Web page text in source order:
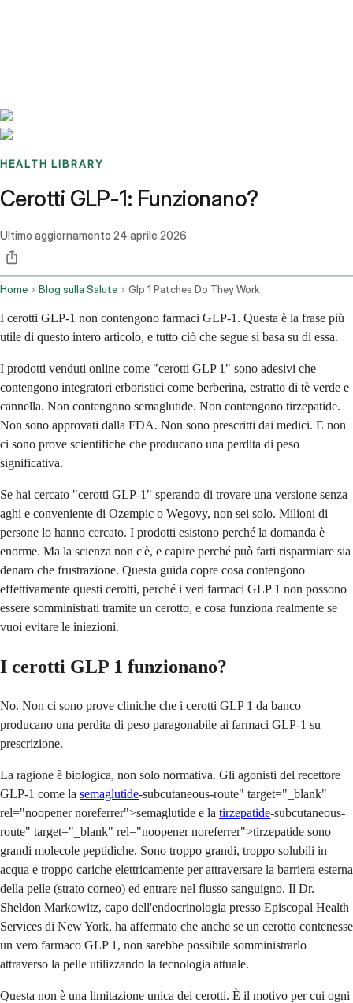
HEALTH LIBRARY
Cerotti GLP-1: Funzionano?
Ultimo aggiornamento 24 aprile 2026
Home Blog sulla Salute Glp 1 Patches Do They Work
I cerotti GLP-1 non contengono farmaci GLP-1. Questa è la frase più
utile di questo intero articolo, e tutto ciò che segue si basa su di essa.
I prodotti venduti online come "cerotti GLP 1" sono adesivi che
contengono integratori erboristici come berberina, estratto di tè verde e
cannella. Non contengono semaglutide. Non contengono tirzepatide.
Non sono approvati dalla FDA. Non sono prescritti dai medici. E non
ci sono prove scientifiche che producano una perdita di peso
significativa.
Se hai cercato "cerotti GLP-1" sperando di trovare una versione senza
aghi e conveniente di Ozempic o Wegovy, non sei solo. Milioni di
persone lo hanno cercato. I prodotti esistono perché la domanda è
enorme. Ma la scienza non c'è, e capire perché può farti risparmiare sia
denaro che frustrazione. Questa guida copre cosa contengono
effettivamente questi cerotti, perché i veri farmaci GLP 1 non possono
essere somministrati tramite un cerotto, e cosa funziona realmente se
vuoi evitare le iniezioni.
I cerotti GLP 1 funzionano?
No. Non ci sono prove cliniche che i cerotti GLP 1 da banco
producano una perdita di peso paragonabile ai farmaci GLP-1 su
prescrizione.
La ragione è biologica, non solo normativa. Gli agonisti del recettore
GLP-1 come la semaglutide-subcutaneous-route" target="_blank"
rel="noopener noreferrer">semaglutide e la tirzepatide-subcutaneous-
route" target="_blank" rel="noopener noreferrer">tirzepatide sono
grandi molecole peptidiche. Sono troppo grandi, troppo solubili in
acqua e troppo cariche elettricamente per attraversare la barriera esterna
della pelle (strato corneo) ed entrare nel flusso sanguigno. Il Dr.
Sheldon Markowitz, capo dell'endocrinologia presso Episcopal Health
Services di New York, ha affermato che anche se un cerotto contenesse
un vero farmaco GLP 1, non sarebbe possibile somministrarlo
attraverso la pelle utilizzando la tecnologia attuale.
Questa non è una limitazione unica dei cerotti. È il motivo per cui ogni